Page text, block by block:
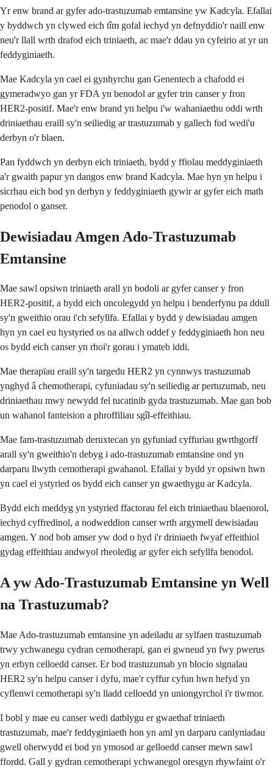
Yr enw brand ar gyfer ado-trastuzumab emtansine yw Kadcyla. Efallai
y byddwch yn clywed eich tîm gofal iechyd yn defnyddio'r naill enw
neu'r llall wrth drafod eich triniaeth, ac mae'r ddau yn cyfeirio at yr un
feddyginiaeth.
Mae Kadcyla yn cael ei gynhyrchu gan Genentech a chafodd ei
gymeradwyo gan yr FDA yn benodol ar gyfer trin canser y fron
HER2-positif. Mae'r enw brand yn helpu i'w wahaniaethu oddi wrth
driniaethau eraill sy'n seiliedig ar trastuzumab y gallech fod wedi'u
derbyn o'r blaen.
Pan fyddwch yn derbyn eich triniaeth, bydd y ffiolau meddyginiaeth
a'r gwaith papur yn dangos enw brand Kadcyla. Mae hyn yn helpu i
sicrhau eich bod yn derbyn y feddyginiaeth gywir ar gyfer eich math
penodol o ganser.
Dewisiadau Amgen Ado-Trastuzumab
Emtansine
Mae sawl opsiwn triniaeth arall yn bodoli ar gyfer canser y fron
HER2-positif, a bydd eich oncolegydd yn helpu i benderfynu pa ddull
sy'n gweithio orau i'ch sefyllfa. Efallai y bydd y dewisiadau amgen
hyn yn cael eu hystyried os na allwch oddef y feddyginiaeth hon neu
os bydd eich canser yn rhoi'r gorau i ymateb iddi.
Mae therapïau eraill sy'n targedu HER2 yn cynnwys trastuzumab
ynghyd â chemotherapi, cyfuniadau sy'n seiliedig ar pertuzumab, neu
driniaethau mwy newydd fel tucatinib gyda trastuzumab. Mae gan bob
un wahanol fanteision a phroffiliau sgîl-effeithiau.
Mae fam-trastuzumab deruxtecan yn gyfuniad cyffuriau gwrthgorff
arall sy'n gweithio'n debyg i ado-trastuzumab emtansine ond yn
darparu llwyth cemotherapi gwahanol. Efallai y bydd yr opsiwn hwn
yn cael ei ystyried os bydd eich canser yn gwaethygu ar Kadcyla.
Bydd eich meddyg yn ystyried ffactorau fel eich triniaethau blaenorol,
iechyd cyffredinol, a nodweddion canser wrth argymell dewisiadau
amgen. Y nod bob amser yw dod o hyd i'r driniaeth fwyaf effeithiol
gydag effeithiau andwyol rheoledig ar gyfer eich sefyllfa benodol.
A yw Ado-Trastuzumab Emtansine yn Well
na Trastuzumab?
Mae Ado-trastuzumab emtansine yn adeiladu ar sylfaen trastuzumab
trwy ychwanegu cydran cemotherapi, gan ei gwneud yn fwy pwerus
yn erbyn celloedd canser. Er bod trastuzumab yn blocio signalau
HER2 sy'n helpu canser i dyfu, mae'r cyffur cyfun hwn hefyd yn
cyflenwi cemotherapi sy'n lladd celloedd yn uniongyrchol i'r tiwmor.
I bobl y mae eu canser wedi datblygu er gwaethaf triniaeth
trastuzumab, mae'r feddyginiaeth hon yn aml yn darparu canlyniadau
gwell oherwydd ei bod yn ymosod ar gelloedd canser mewn sawl
ffordd. Gall y gydran cemotherapi ychwanegol oresgyn rhywfaint o'r